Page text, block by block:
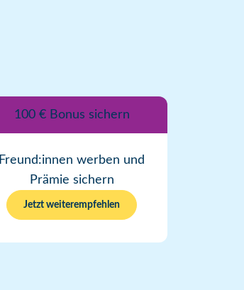
100 € Bonus sichern
Freund:innen werben und
Prämie sichern
Jetzt weiterempfehlen